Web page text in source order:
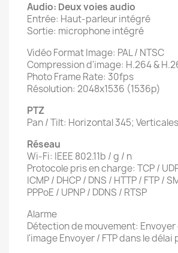
Audio: Deux voies audio
Entrée: Haut-parleur intégré
Sortie: microphone intégré
Vidéo Format Image: PAL / NTSC
Compression d'image: H.264 &
Photo Frame Rate: 30fps
Résolution: 2048x1536 (1536p)
PTZ
Pan / Tilt: Horizontal 345;
Réseau
Wi-Fi: IEEE 802.11b / g / n
Protocole pris en charge: TCP /
ICMP / DHCP / DNS / HTTP / FTP /
PPPoE / UPNP / DDNS / RTSP
Alarme
Détection de mouvement: Envoyer
l'image Envoyer / FTP dans le délai